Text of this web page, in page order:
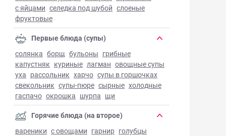
с яйцами селедка под шубой слоеные
фруктовые
Первые блюда (супы)
солянка борщ бульоны грибные
капустняк куриные лагман овощные супы
уха рассольник харчо супы в горшочках
свекольник супы-пюре сырные холодные
гаспачо окрошка шурпа щи
Горячие блюда (на второе)
вареники с овощами гарнир голубцы